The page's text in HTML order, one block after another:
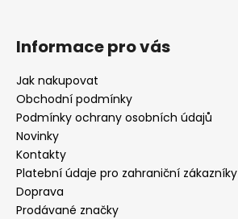
Informace pro vás
Jak nakupovat
Obchodní podmínky
Podmínky ochrany osobních údajů
Novinky
Kontakty
Platební údaje pro zahraniční zákazníky
Doprava
Prodávané značky